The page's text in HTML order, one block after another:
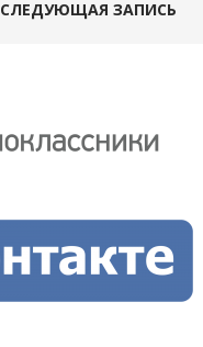
СЛЕДУЮЩАЯ ЗАПИСЬ